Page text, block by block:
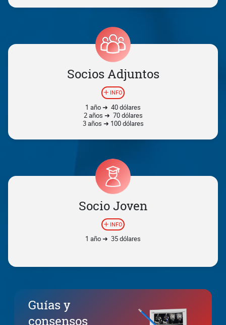
Socios Adjuntos
INFO
1 año ➜ 40 dólares
2 años ➜ 70 dólares
3 años ➜ 100 dólares
Socio Joven
INFO
1 año ➜ 35 dólares
Guías y
consensos